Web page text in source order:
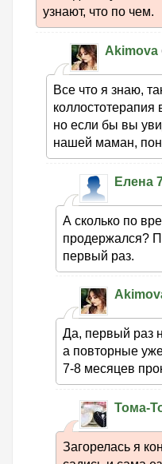
узнают, что по чем.
Akimova
Все что я знаю,
коллостотерапия
но если бы вы
нашей маман,
Елена
А сколько по
продержался?
первый раз.
Да, первый раз
а повторные
7-8 месяцев
Тома-
Загорелась я